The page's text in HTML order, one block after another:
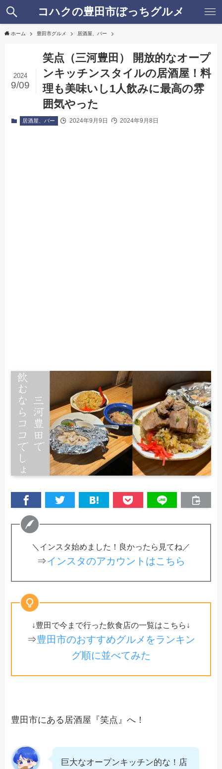
コハクの豊田市ぼっちグルメ
ホーム 豊田市グルメ 居酒屋、バー
笑点（三河豊田） 開放的なオープ
ンキッチンスタイルの居酒屋！料
理も美味いし1人飲みに最高の雰
囲気やった
2024
9/09
居酒屋、バー 2024年9月9日 2024年9月8日
＼インスタ始めました！良かったら見てね／
⇒インスタのアカウントはこちら
↓豊田で今まで行った飲食店の一覧はこちら↓
⇒豊田市のおすすめグルメをランキン
グ順に並べてみた
豊田市にある居酒屋『笑点』へ！
巨大なオープンキッチン的な！店